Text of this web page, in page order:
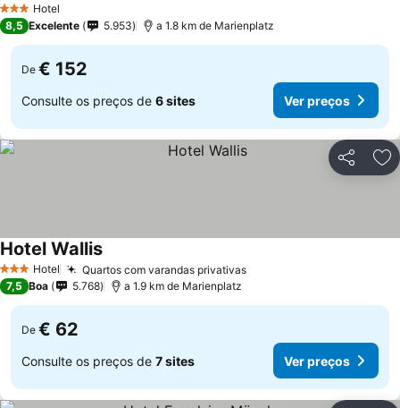
3 EstrelasHotel
8,5 Excelente 5.953 a 1.8 km de Marienplatz
De € 152
Consulte os preços de 6 sites Ver preços
Partilhar
3 EstrelasHotel Quartos com varandas privativas
Hotel Wallis
7,5 Boa 5.768 a 1.9 km de Marienplatz
De € 62
Consulte os preços de 7 sites Ver preços